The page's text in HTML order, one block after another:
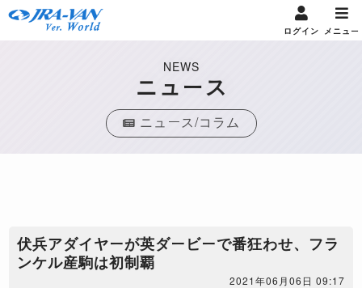
ログイン メニュー
NEWS
ニュース
ニュース/コラム
伏兵アダイヤーが英ダービーで番狂わせ、フラ
ンケル産駒は初制覇
2021年06月06日 09:17